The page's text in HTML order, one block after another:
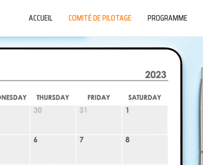
ACCUEIL COMITÉ DE PILOTAGE PROGRAMME